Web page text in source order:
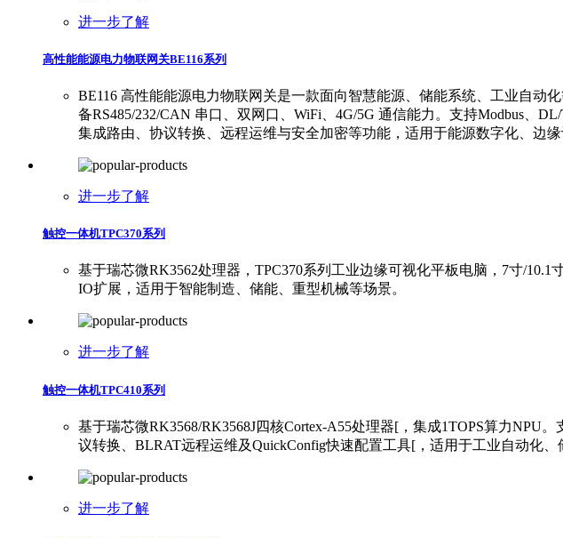
进一步了解
高性能能源电力物联网关BE116系列
BE116 高性能能源电力物联网关是一款面向智慧能源、储能系统、工业自动
备RS485/232/CAN 串口、双网口、WiFi、4G/5G 通信能力。支持Modbus、
集成路由、协议转换、远程运维与安全加密等功能，适用于能源数字化、边
进一步了解
触控一体机TPC370系列
基于瑞芯微RK3562处理器，TPC370系列工业边缘可视化平板电脑，7寸/
IO扩展，适用于智能制造、储能、重型机械等场景。
进一步了解
触控一体机TPC410系列
基于瑞芯微RK3568/RK3568J四核Cortex-A55处理器[，集成1TOPS算力
议转换、BLRAT远程运维及QuickConfig快速配置工具[，适用于工业自动化、
进一步了解